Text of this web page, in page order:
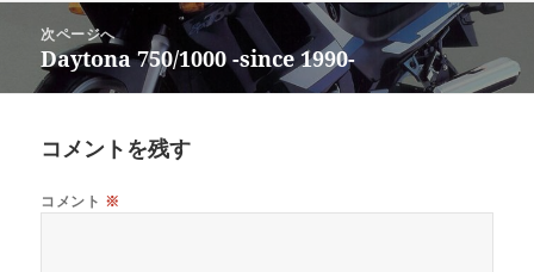
日:
者
ゴ
リ
ー
次ページへ
次
の
稿:
Daytona 750/1000 -since 1990-
コメントを残す
コメント ※